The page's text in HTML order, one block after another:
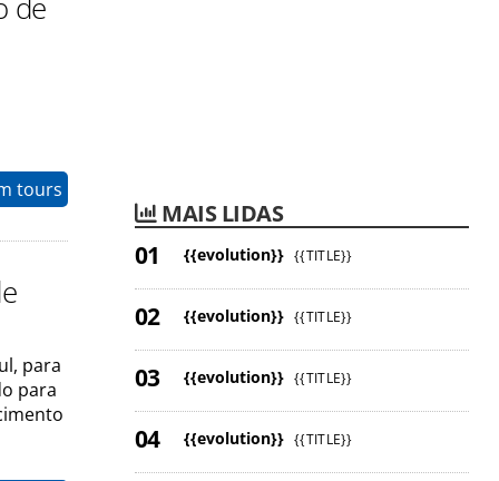
tours
para
para
MAIS LIDAS
{{evolution}} {{TITLE}}
{{evolution}} {{TITLE}}
{{evolution}} {{TITLE}}
{{evolution}} {{TITLE}}